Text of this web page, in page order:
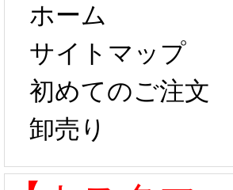
は、2月25日か
らコスプレ制
作、発送予定と
ホーム
サイトマップ
初めてのご注文
卸売り